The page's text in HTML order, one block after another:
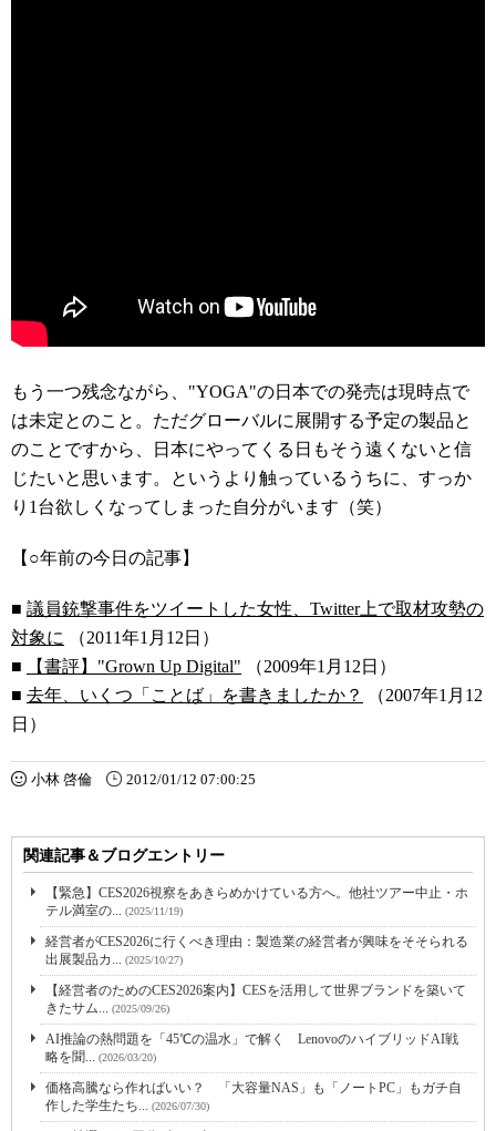
もう一つ残念ながら、"YOGA"の日本での発売は現時点で
は未定とのこと。ただグローバルに展開する予定の製品と
のことですから、日本にやってくる日もそう遠くないと信
じたいと思います。というより触っているうちに、すっか
り1台欲しくなってしまった自分がいます（笑）
【○年前の今日の記事】
■ 議員銃撃事件をツイートした女性、Twitter上で取材攻勢の
対象に
（2011年1月12日）
■
【書評】"Grown Up Digital" （2009年1月12日）
■ 去年、いくつ「ことば」を書きましたか？
（2007年1月12
日）
小林 啓倫 2012/01/12 07:00:25
関連記事＆ブログエントリー
【緊急】CES2026視察をあきらめかけている方へ。他社ツアー中止・ホ
テル満室の... (2025/11/19)
経営者がCES2026に行くべき理由：製造業の経営者が興味をそそられる
出展製品カ... (2025/10/27)
【経営者のためのCES2026案内】CESを活用して世界ブランドを築いて
きたサム... (2025/09/26)
AI推論の熱問題を「45℃の温水」で解く LenovoのハイブリッドAI戦
略を聞... (2026/03/20)
価格高騰なら作ればいい？ 「大容量NAS」も「ノートPC」もガチ自
作した学生たち... (2026/07/30)